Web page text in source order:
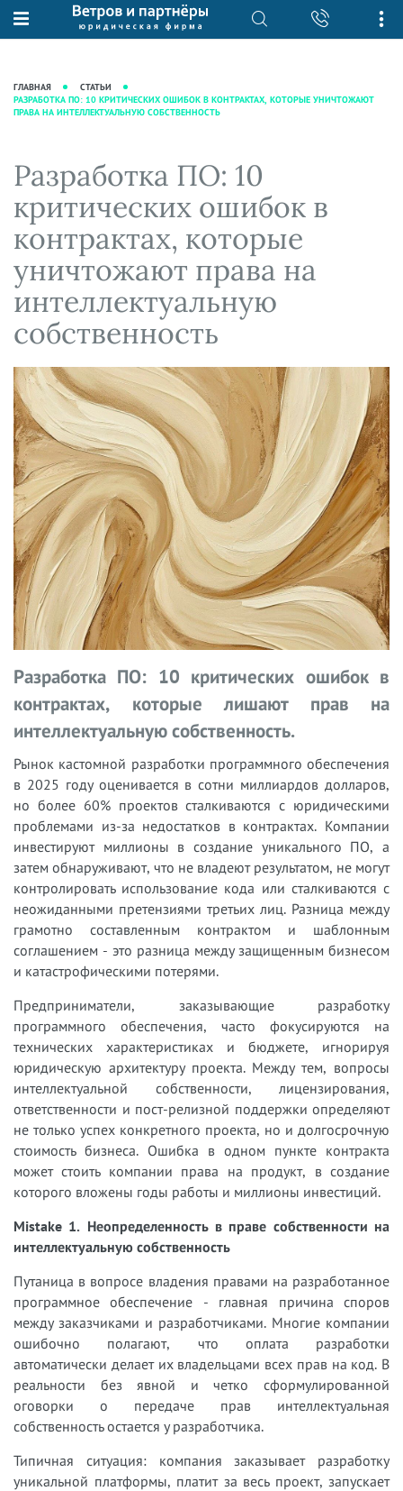
О нас
Рекомендации
Преимущества юридической
фирмы
Кейсы
Вакансии
Юридические услуги
Интеллектуальная собственность
Налоговая практика
Сопровождение бизнеса
Ведение уголовных дел
Защита активов
Ведение дел о банкротстве
База знаний
практики"
Аудиоподкасты
Видеоподкасты
Справочная
Вопросы-ответы
Вебинары и семинары
Прямые эфиры
ГЛАВНАЯ
СТАТЬИ
РАЗРАБОТКА ПО: 10 КРИТИЧЕСКИХ ОШИБОК В КОНТРАКТАХ, КОТОРЫЕ УНИЧТОЖАЮТ
ПРАВА НА ИНТЕЛЛЕКТУАЛЬНУЮ СОБСТВЕННОСТЬ
Разработка ПО: 10
критических ошибок в
контрактах, которые
уничтожают права на
интеллектуальную
собственность
Разработка ПО: 10 критических ошибок в
контрактах, которые лишают прав на
интеллектуальную собственность.
Рынок кастомной разработки программного обеспечения
в 2025 году оценивается в сотни миллиардов долларов,
но более 60% проектов сталкиваются с юридическими
проблемами из-за недостатков в контрактах. Компании
инвестируют миллионы в создание уникального ПО, а
затем обнаруживают, что не владеют результатом, не могут
контролировать использование кода или сталкиваются с
неожиданными претензиями третьих лиц. Разница между
грамотно составленным контрактом и шаблонным
соглашением - это разница между защищенным бизнесом
и катастрофическими потерями.
Предприниматели, заказывающие разработку
программного обеспечения, часто фокусируются на
технических характеристиках и бюджете, игнорируя
юридическую архитектуру проекта. Между тем, вопросы
интеллектуальной собственности, лицензирования,
ответственности и пост-релизной поддержки определяют
не только успех конкретного проекта, но и долгосрочную
стоимость бизнеса. Ошибка в одном пункте контракта
может стоить компании права на продукт, в создание
которого вложены годы работы и миллионы инвестиций.
Mistake 1. Неопределенность в праве собственности на
интеллектуальную собственность
Путаница в вопросе владения правами на разработанное
программное обеспечение - главная причина споров
между заказчиками и разработчиками. Многие компании
ошибочно полагают, что оплата разработки
автоматически делает их владельцами всех прав на код. В
реальности без явной и четко сформулированной
оговорки о передаче прав интеллектуальная
собственность остается у разработчика.
Типичная ситуация: компания заказывает разработку
уникальной платформы, платит за весь проект, запускает